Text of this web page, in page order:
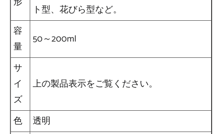
ト型、花びら型など。
容
量
50～200ml
サ
イ
ズ
上の製品表示をご覧ください。
色
透明